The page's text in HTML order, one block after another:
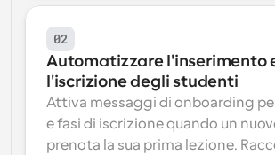
02
Automatizzare l'inserimento
l'iscrizione degli studenti
Attiva messaggi di onboarding
e fasi di iscrizione quando un
prenota la sua prima lezione.